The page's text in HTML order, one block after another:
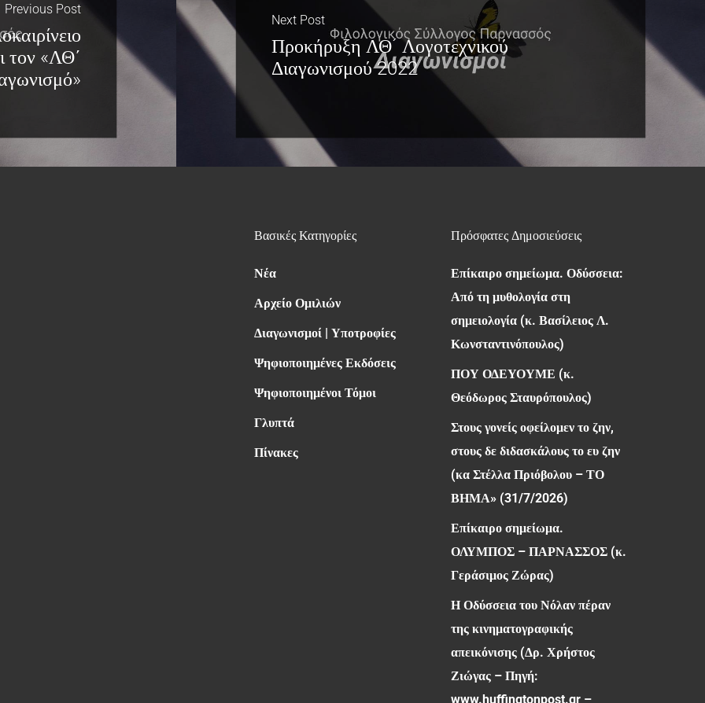
Previous Post
τον «ΛΘ΄
Next Post
Προκήρυξη ΛΘ´ Λογοτεχνικού
Διαγωνισμού 2022
Βασικές Κατηγορίες
Νέα
Αρχείο Ομιλιών
Διαγωνισμοί | Υποτροφίες
Ψηφιοποιημένες Εκδόσεις
Ψηφιοποιημένοι Τόμοι
Γλυπτά
Πίνακες
Πρόσφατες Δημοσιεύσεις
Επίκαιρο σημείωμα. Οδύσσεια:
Από τη μυθολογία στη
σημειολογία (κ. Βασίλειος Λ.
Κωνσταντινόπουλος)
ΠΟΥ ΟΔΕΥΟΥΜΕ (κ.
Θεόδωρος Σταυρόπουλος)
Στους γονείς οφείλομεν το ζην,
στους δε διδασκάλους το ευ ζην
(κα Στέλλα Πριόβολου – ΤΟ
ΒΗΜΑ» (31/7/2026)
Επίκαιρο σημείωμα.
ΟΛΥΜΠΟΣ – ΠΑΡΝΑΣΣΟΣ (κ.
Γεράσιμος Ζώρας)
Η Οδύσσεια του Νόλαν πέραν
της κινηματογραφικής
απεικόνισης (Δρ. Χρήστος
Ζιώγας – Πηγή:
www.huffingtonpost.gr –